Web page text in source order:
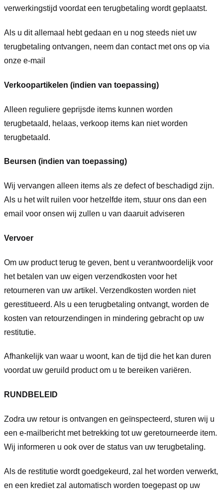
verwerkingstijd voordat een terugbetaling wordt geplaatst.
Als u dit allemaal hebt gedaan en u nog steeds niet uw
terugbetaling ontvangen, neem dan contact met ons op via
onze e-mail
Verkoopartikelen (indien van toepassing)
Alleen reguliere geprijsde items kunnen worden
terugbetaald, helaas, verkoop items kan niet worden
terugbetaald.
Beursen (indien van toepassing)
Wij vervangen alleen items als ze defect of beschadigd zijn.
Als u het wilt ruilen voor hetzelfde item, stuur ons dan een
email voor onsen wij zullen u van daaruit adviseren
Vervoer
Om uw product terug te geven, bent u verantwoordelijk voor
het betalen van uw eigen verzendkosten voor het
retourneren van uw artikel. Verzendkosten worden niet
gerestitueerd. Als u een terugbetaling ontvangt, worden de
kosten van retourzendingen in mindering gebracht op uw
restitutie.
Afhankelijk van waar u woont, kan de tijd die het kan duren
voordat uw geruild product om u te bereiken variëren.
RUNDBELEID
Zodra uw retour is ontvangen en geïnspecteerd, sturen wij u
een e-mailbericht met betrekking tot uw geretourneerde item.
Wij informeren u ook over de status van uw terugbetaling.
Als de restitutie wordt goedgekeurd, zal het worden verwerkt,
en een krediet zal automatisch worden toegepast op uw